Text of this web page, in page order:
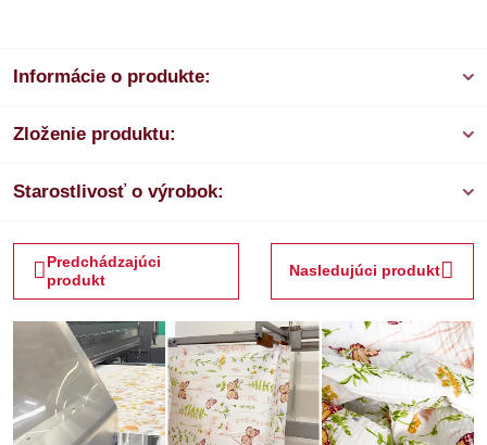
Informácie o produkte:
Zloženie produktu:
Starostlivosť o výrobok:
Predchádzajúci
produkt
Nasledujúci produkt